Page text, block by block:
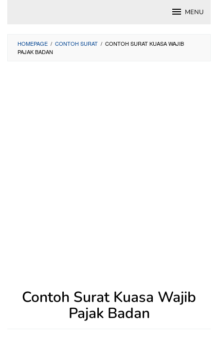
MENU
HOMEPAGE / CONTOH SURAT / CONTOH SURAT KUASA WAJIB
PAJAK BADAN
Contoh Surat Kuasa Wajib
Pajak Badan